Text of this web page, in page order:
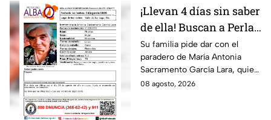
¡Llevan 4 días sin saber
de ella! Buscan a Perla
Alejandra Martín del
Campo Medina,
desaparecida en
Guanajuato
Su familia pide dar con el
paradero de María Antonia
Sacramento García Lara, quien
fue vista por última vez el 4 de
08 agosto, 2026